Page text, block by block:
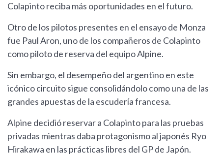
Colapinto reciba más oportunidades en el futuro.
Otro de los pilotos presentes en el ensayo de Monza
fue Paul Aron, uno de los compañeros de Colapinto
como piloto de reserva del equipo Alpine.
Sin embargo, el desempeño del argentino en este
icónico circuito sigue consolidándolo como una de las
grandes apuestas de la escudería francesa.
Alpine decidió reservar a Colapinto para las pruebas
privadas mientras daba protagonismo al japonés Ryo
Hirakawa en las prácticas libres del GP de Japón.